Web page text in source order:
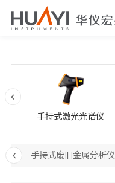
手持式激光光谱仪
手持式废旧金属分析仪